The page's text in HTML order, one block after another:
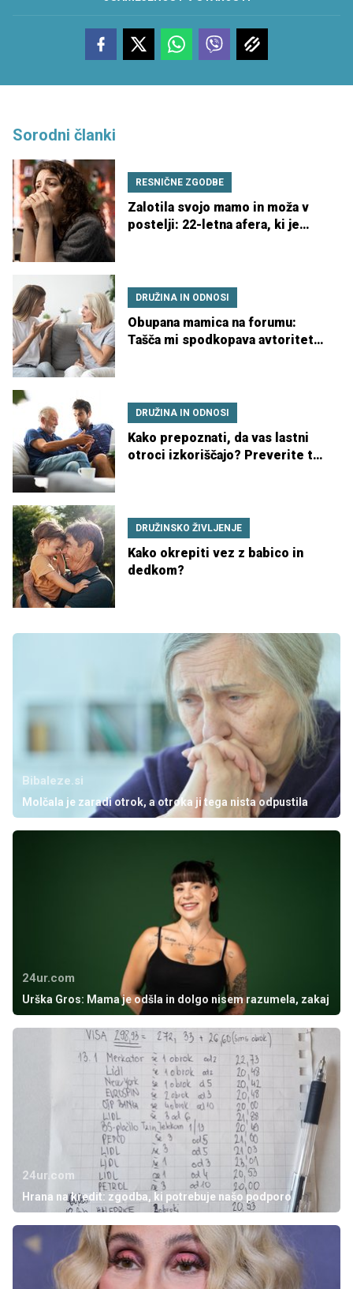
Sorodni članki
RESNIČNE ZGODBE
Zalotila svojo mamo in moža v
postelji: 22-letna afera, ki je
DRUŽINA IN ODNOSI
Obupana mamica na forumu:
Tašča mi spodkopava avtoriteto
DRUŽINA IN ODNOSI
Kako prepoznati, da vas lastni
otroci izkoriščajo? Preverite te
DRUŽINSKO ŽIVLJENJE
Kako okrepiti vez z babico in
dedkom?
Bibaleze.si
Molčala je zaradi otrok, a otroka ji tega nista odpustila
24ur.com
Urška Gros: Mama je odšla in dolgo nisem razumela, zakaj
24ur.com
Hrana na kredit: zgodba, ki potrebuje našo podporo